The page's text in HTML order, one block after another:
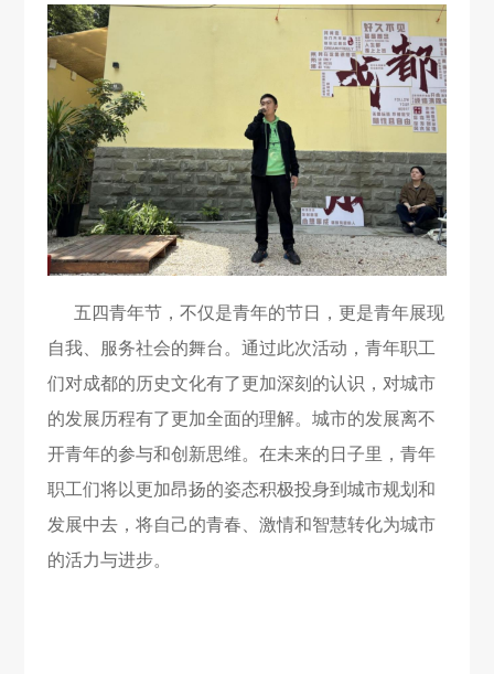
五四青年节，不仅是青年的节日，更是青年展现
自我、服务社会的舞台。通过此次活动，青年职工
们对成都的历史文化有了更加深刻的认识，对城市
的发展历程有了更加全面的理解。城市的发展离不
开青年的参与和创新思维。在未来的日子里，青年
职工们将以更加昂扬的姿态积极投身到城市规划和
发展中去，将自己的青春、激情和智慧转化为城市
的活力与进步。